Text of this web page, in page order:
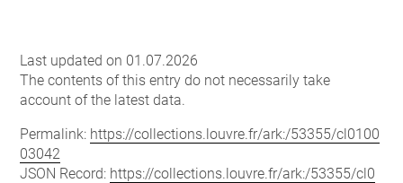
Last updated on 01.07.2026
The contents of this entry do not necessarily take
account of the latest data.
Permalink: https://collections.louvre.fr/ark:/53355/cl0100
03042
JSON Record: https://collections.louvre.fr/ark:/53355/cl0